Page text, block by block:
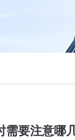
要注意哪